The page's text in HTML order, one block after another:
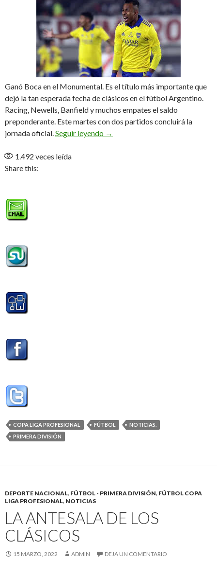
Ganó Boca en el Monumental. Es el título más importante que
dejó la tan esperada fecha de clásicos en el fútbol Argentino.
Racing, Newells, Banfield y muchos empates el saldo
preponderante. Este martes con dos partidos concluirá la
jornada oficial.Seguir leyendo Boca, Racing y Newell’s ganaron
→
1.492 veces leída
Share this:
COPA LIGA PROFESIONAL FÚTBOL
NOTICIAS.
PRIMERA DIVISIÓN
DEPORTE NACIONAL, FÚTBOL - PRIMERA DIVISIÓN, FÚTBOL COPA
LIGA PROFESIONAL, NOTICIAS
LA ANTESALA DE LOS
CLÁSICOS
15 MARZO, 2022 ADMIN DEJA UN COMENTARIO